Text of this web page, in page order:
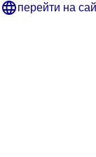
перейти на